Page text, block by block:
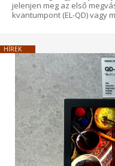
jelenjen meg az első
kvantumpont (EL-QD) vagy
HÍREK